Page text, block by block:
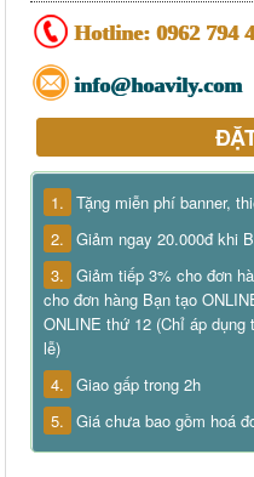
Hotline: 0962 794
info@hoavily.com
1. Tặng miễn phí banner,
2. Giảm ngay 20.000đ khi
3. Giảm tiếp 3% cho đơn
cho đơn hàng Bạn tạo
ONLINE thứ 12 (Chỉ áp
lễ)
4. Giao gấp trong 2h
5. Giá chưa bao gồm hoá